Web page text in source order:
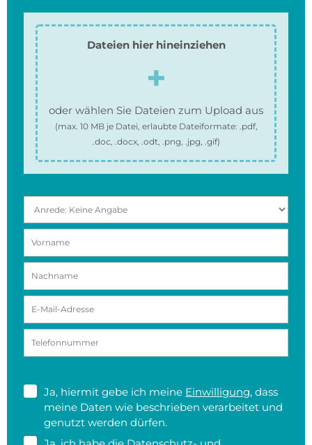
Dateien hier hineinziehen
oder wählen Sie Dateien zum Upload aus
(max. 10 MBje Datei, erlaubte Dateiformate: .pdf,
.doc, .docx, .odt, .png, .jpg, .gif)
Ja, hiermit gebe ich meine Einwilligung, dass
meine Daten wie beschrieben verarbeitet und
genutzt werden dürfen.